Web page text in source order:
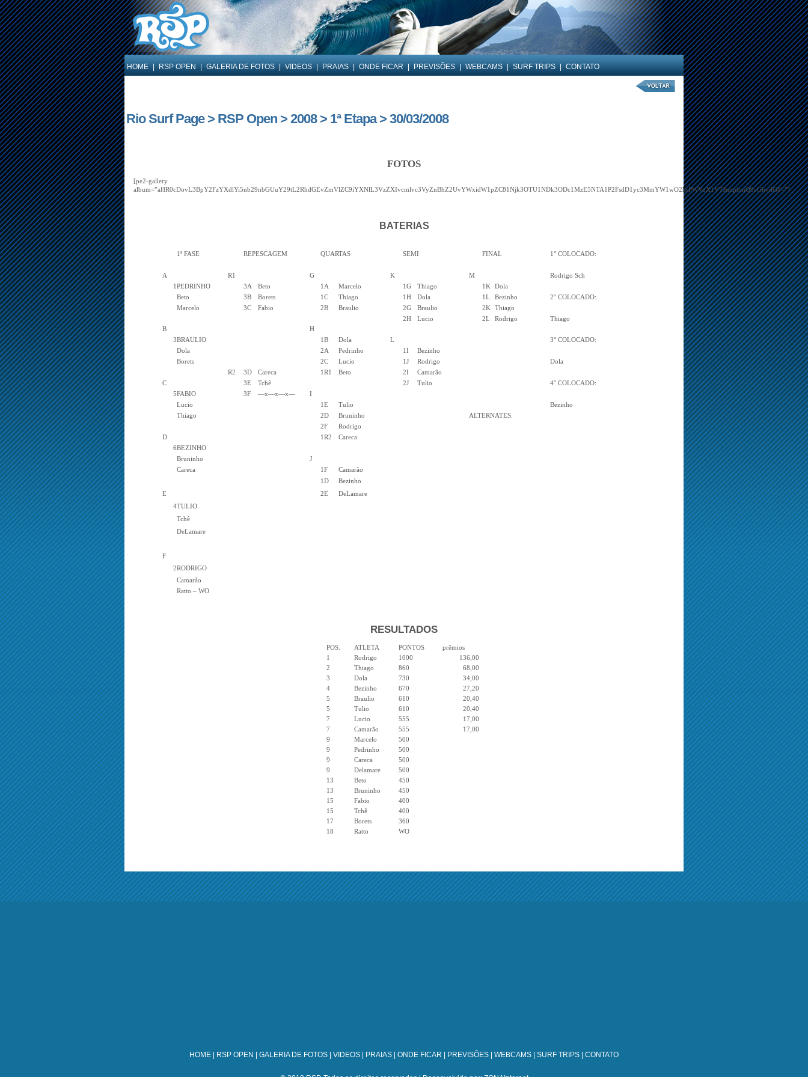
HOME RSP OPEN GALERIA DE FOTOS VIDEOS PRAIAS ONDE FICAR PREVISÕES WEBCAMS SURF TRIPS CONTATO
Rio Surf Page > RSP Open > 2008 > 1ª Etapa > 30/03/2008
FOTOS
[pe2-gallery
album=”aHR0cDovL3BpY2FzYXdlYi5nb29nbGUuY29tL2RhdGEvZmVlZC9iYXNlL3VzZXIvcmlvc3VyZnBhZ2UvYWxidW1pZC81Njk3OTU1NDk3ODc1MzE5NTA1P2FsdD1yc3MmYW1wO2hsPWVuX1VTJmtpbmQ9cGhvdG8=”]
BATERIAS
1ª FASE REPESCAGEM QUARTAS SEMI FINAL 1° COLOCADO:
A R1 G K M
Rodrigo Sch
1 PEDRINHO 3A Beto 1A Marcelo 1G Thiago 1K
Dola
Beto
3B Borets 1C Thiago 1H Dola 1L Bezinho
2° COLOCADO:
Marcelo
3C Fabio 2B Braulio 2G Braulio 2K
Thiago
2H
Lucio 2L Rodrigo
Thiago
B
H
3BRAULIO 1B Dola L
3° COLOCADO:
Dola
2A Pedrinho 1I
Bezinho
Borets
2C Lucio 1J Rodrigo
Dola
R2
3D Careca 1R1 Beto 2I
Camarão
C
3E Tchê 2J Tulio
4° COLOCADO:
5FABIO 3F —x—x—x—
I
Lucio
1E Tulio
Bezinho
Thiago
2D Bruninho
ALTERNATES:
2F
Rodrigo
D
1R2
Careca
6BEZINHO
Bruninho
J
Careca
1F
Camarão
1D
Bezinho
E
2E
DeLamare
4TULIO
Tchê
DeLamare
F
2RODRIGO
Camarão
Ratto – WO
RESULTADOS
POS. ATLETA PONTOS
prêmios
1
Rodrigo 1000
136,00
2
Thiago 860
68,00
3
Dola 730
34,00
4
Bezinho 670
27,20
5
Braulio 610
20,40
5
Tulio 610
20,40
7
Lucio 555
17,00
7
Camarão 555
17,00
9
Marcelo
500
9
Pedrinho
500
9
Careca
500
9
Delamare
500
13
Beto
450
13
Bruninho
450
15
Fabio
400
15
Tchê
400
17
Borets
360
18
Ratto WO
HOME RSP OPEN GALERIA DE FOTOS VIDEOS PRAIAS ONDE FICAR PREVISÕES WEBCAMS SURF TRIPS CONTATO